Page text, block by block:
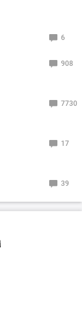
6
908
7730
17
39